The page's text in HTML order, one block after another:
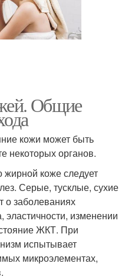
Общие
кожи может быть
некоторых органов.
жирной коже следует
Серые, тусклые, сухие
о заболеваниях
эластичности, изменении
ЖКТ. При
испытывает
микроэлементах,